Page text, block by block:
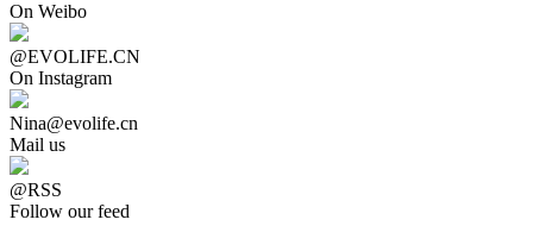
On Weibo
@EVOLIFE.CN
On Instagram
Nina@evolife.cn
Mail us
@RSS
Follow our feed